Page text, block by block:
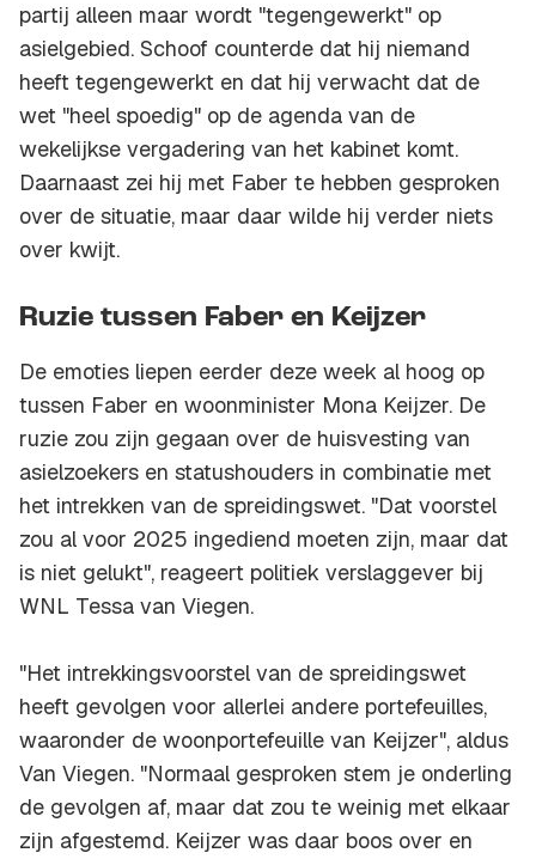
partij alleen maar wordt "tegengewerkt" op
asielgebied. Schoof counterde dat hij niemand
heeft tegengewerkt en dat hij verwacht dat de
wet "heel spoedig" op de agenda van de
wekelijkse vergadering van het kabinet komt.
Daarnaast zei hij met Faber te hebben gesproken
over de situatie, maar daar wilde hij verder niets
over kwijt.
Ruzie tussen Faber en Keijzer
De emoties liepen eerder deze week al hoog op
tussen Faber en woonminister Mona Keijzer. De
ruzie zou zijn gegaan over de huisvesting van
asielzoekers en statushouders in combinatie met
het intrekken van de spreidingswet. "Dat voorstel
zou al voor 2025 ingediend moeten zijn, maar dat
is niet gelukt", reageert politiek verslaggever bij
WNL Tessa van Viegen.
"Het intrekkingsvoorstel van de spreidingswet
heeft gevolgen voor allerlei andere portefeuilles,
waaronder de woonportefeuille van Keijzer", aldus
Van Viegen. "Normaal gesproken stem je onderling
de gevolgen af, maar dat zou te weinig met elkaar
zijn afgestemd. Keijzer was daar boos over en